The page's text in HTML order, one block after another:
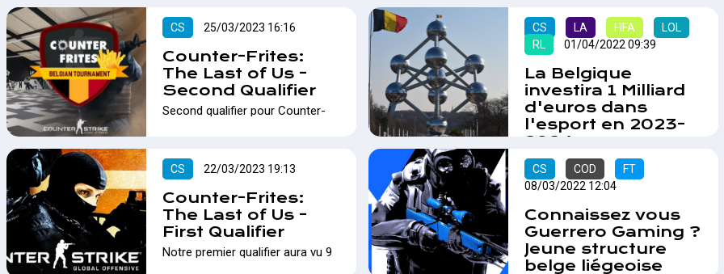
CS 25/03/2023 16:16
Counter-Frites:
The Last of Us -
Second Qualifier
Second qualifier pour Counter-
CS 22/03/2023 19:13
Counter-Frites:
The Last of Us -
First Qualifier
​​​​​​​Notre premier qualifier aura vu 9
CS LA FIFA
LOL
RL
01/04/2022 09:39
La Belgique
investira 1 Milliard
d'euros dans
l'esport en 2023-
2024
L'information circule dans toute
la presse esport spécialisée
belge ce matin suite à la
découverte d'une note
ministérielle sur le sujet, la
Belgique devrait revoir ses
priorités en matière d'esport à
partir de 2023.…
CS COD
FT
08/03/2022 12:04
Connaissez vous
Guerrero Gaming ?
Jeune structure
belge liégeoise